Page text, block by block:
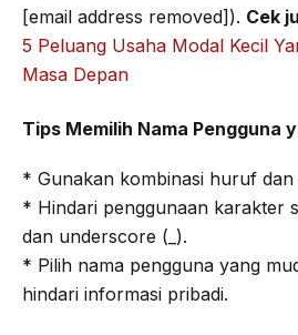
[email address removed]). Cek
5 Peluang Usaha Modal Kecil
Masa Depan
Tips Memilih Nama Pengguna
* Gunakan kombinasi huruf dan
* Hindari penggunaan karakter
dan underscore (_).
* Pilih nama pengguna yang
hindari informasi pribadi.